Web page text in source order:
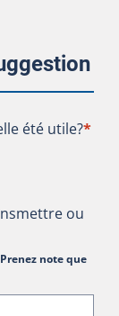
été utile?
été utile?*
ou
Prenez note que